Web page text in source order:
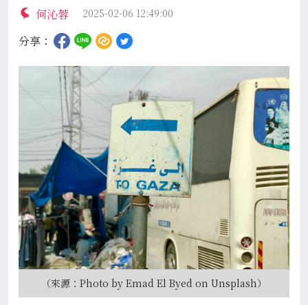
何沁蓉 2025-02-06 12:49:00
分享：
（來源：Photo by Emad El Byed on Unsplash）